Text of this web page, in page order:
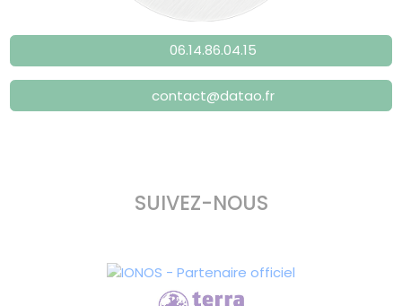
06.14.86.04.15
contact@datao.fr
SUIVEZ-NOUS